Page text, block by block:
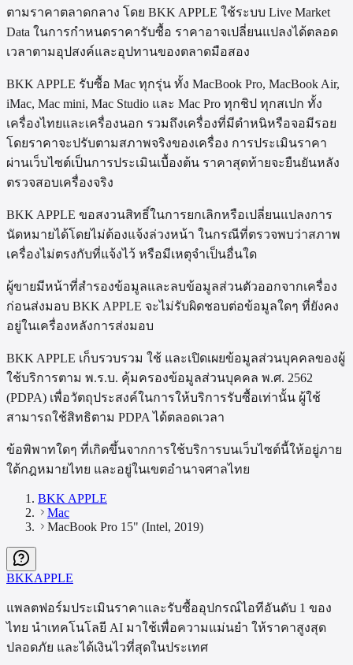
ตามราคาตลาดกลาง โดย BKK APPLE ใช้ระบบ Live Market
Data ในการกำหนดราคารับซื้อ ราคาอาจเปลี่ยนแปลงได้ตลอด
เวลาตามอุปสงค์และอุปทานของตลาดมือสอง
BKK APPLE รับซื้อ Mac ทุกรุ่น ทั้ง MacBook Pro, MacBook Air,
iMac, Mac mini, Mac Studio และ Mac Pro ทุกชิป ทุกสเปก ทั้ง
เครื่องไทยและเครื่องนอก รวมถึงเครื่องที่มีตำหนิหรือจอมีรอย
โดยราคาจะปรับตามสภาพจริงของเครื่อง การประเมินราคา
ผ่านเว็บไซต์เป็นการประเมินเบื้องต้น ราคาสุดท้ายจะยืนยันหลัง
ตรวจสอบเครื่องจริง
BKK APPLE ขอสงวนสิทธิ์ในการยกเลิกหรือเปลี่ยนแปลงการ
นัดหมายได้โดยไม่ต้องแจ้งล่วงหน้า ในกรณีที่ตรวจพบว่าสภาพ
เครื่องไม่ตรงกับที่แจ้งไว้ หรือมีเหตุจำเป็นอื่นใด
ผู้ขายมีหน้าที่สำรองข้อมูลและลบข้อมูลส่วนตัวออกจากเครื่อง
ก่อนส่งมอบ BKK APPLE จะไม่รับผิดชอบต่อข้อมูลใดๆ ที่ยังคง
อยู่ในเครื่องหลังการส่งมอบ
BKK APPLE เก็บรวบรวม ใช้ และเปิดเผยข้อมูลส่วนบุคคลของผู้
ใช้บริการตาม พ.ร.บ. คุ้มครองข้อมูลส่วนบุคคล พ.ศ. 2562
(PDPA) เพื่อวัตถุประสงค์ในการให้บริการรับซื้อเท่านั้น ผู้ใช้
สามารถใช้สิทธิตาม PDPA ได้ตลอดเวลา
ข้อพิพาทใดๆ ที่เกิดขึ้นจากการใช้บริการบนเว็บไซต์นี้ให้อยู่ภาย
ใต้กฎหมายไทย และอยู่ในเขตอำนาจศาลไทย
BKK APPLE
Mac
MacBook Pro 15" (Intel, 2019)
BKKAPPLE
แพลตฟอร์มประเมินราคาและรับซื้ออุปกรณ์ไอทีอันดับ 1 ของ
ไทย นำเทคโนโลยี AI มาใช้เพื่อความแม่นยำ ให้ราคาสูงสุด
ปลอดภัย และได้เงินไวที่สุดในประเทศ